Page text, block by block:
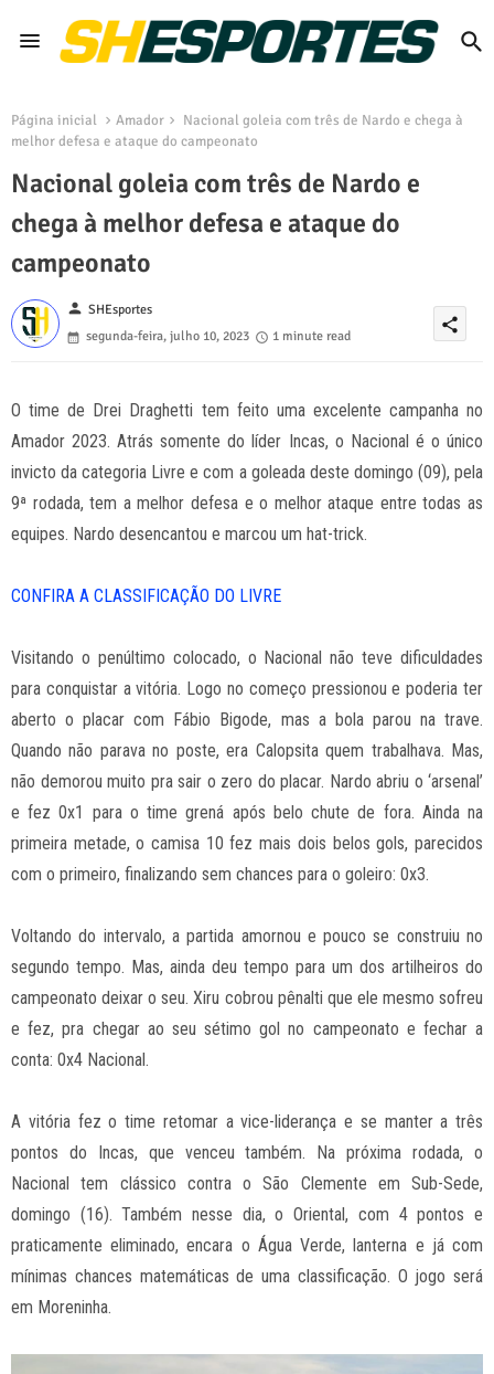
Página inicial Amador
Nacional goleia com três de Nardo e chega à
melhor defesa e ataque do campeonato
Nacional goleia com três de Nardo e
chega à melhor defesa e ataque do
campeonato
person SHEsportes
segunda-feira, julho 10, 2023
1 minute read
share
O time de Drei Draghetti tem feito uma excelente campanha no
Amador 2023. Atrás somente do líder Incas, o Nacional é o único
invicto da categoria Livre e com a goleada deste domingo (09), pela
9ª rodada, tem a melhor defesa e o melhor ataque entre todas as
equipes. Nardo desencantou e marcou um hat-trick.
CONFIRA A CLASSIFICAÇÃO DO LIVRE
Visitando o penúltimo colocado, o Nacional não teve dificuldades
para conquistar a vitória. Logo no começo pressionou e poderia ter
aberto o placar com Fábio Bigode, mas a bola parou na trave.
Quando não parava no poste, era Calopsita quem trabalhava. Mas,
não demorou muito pra sair o zero do placar. Nardo abriu o ‘arsenal’
e fez 0x1 para o time grená após belo chute de fora. Ainda na
primeira metade, o camisa 10 fez mais dois belos gols, parecidos
com o primeiro, finalizando sem chances para o goleiro: 0x3.
Voltando do intervalo, a partida amornou e pouco se construiu no
segundo tempo. Mas, ainda deu tempo para um dos artilheiros do
campeonato deixar o seu. Xiru cobrou pênalti que ele mesmo sofreu
e fez, pra chegar ao seu sétimo gol no campeonato e fechar a
conta: 0x4 Nacional.
A vitória fez o time retomar a vice-liderança e se manter a três
pontos do Incas, que venceu também. Na próxima rodada, o
Nacional tem clássico contra o São Clemente em Sub-Sede,
domingo (16). Também nesse dia, o Oriental, com 4 pontos e
praticamente eliminado, encara o Água Verde, lanterna e já com
mínimas chances matemáticas de uma classificação. O jogo será
em Moreninha.